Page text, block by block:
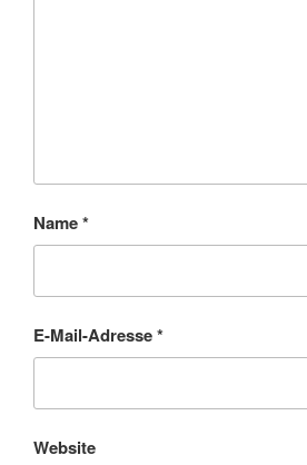
Name*
E-Mail-Adresse*
Website